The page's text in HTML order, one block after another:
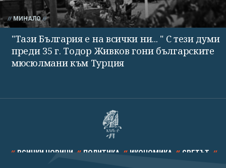
МИНАЛО
"Тази България е на всички ни... " С тези думи
преди 35 г. Тодор Живков гони българските
мюсюлмани към Турция
ВСИЧКИ НОВИНИ ПОЛИТИКА ИКОНОМИКА СВЕТЪТ